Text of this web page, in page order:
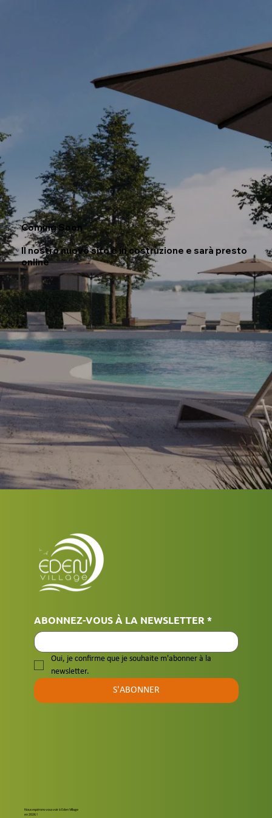
Coming Soon
Il nostro nuovo sito è in costruzione e sarà presto
online
ABONNEZ-VOUS À LA NEWSLETTER *
Oui, je confirme que je souhaite m'abonner à la
newsletter.
S'ABONNER
Nous espérons vous voir à Eden Village
en 2026 !